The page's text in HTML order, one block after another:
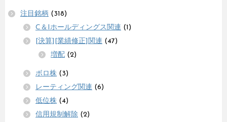
注目銘柄 (318)
C＆Iホールディングス関連 (1)
[決算][業績修正]関連 (47)
増配 (2)
ボロ株 (3)
レーティング関連 (6)
低位株 (4)
信用規制解除 (2)